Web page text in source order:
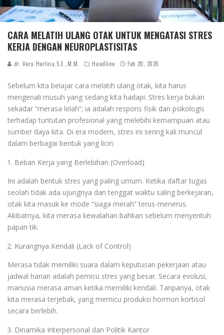
CARA MELATIH ULANG OTAK UNTUK MENGATASI STRES
KERJA DENGAN NEUROPLASTISITAS
dr. Vera Herlina,S.E.,M.M. Headline Feb 20, 2026
Sebelum kita belajar cara melatih ulang otak, kita harus
mengenali musuh yang sedang kita hadapi. Stres kerja bukan
sekadar “merasa lelah”; ia adalah respons fisik dan psikologis
terhadap tuntutan profesional yang melebihi kemampuan atau
sumber daya kita. Di era modern, stres ini sering kali muncul
dalam berbagai bentuk yang licin:
Beban Kerja yang Berlebihan (Overload)
Ini adalah bentuk stres yang paling umum. Ketika daftar tugas
seolah tidak ada ujungnya dan tenggat waktu saling berkejaran,
otak kita masuk ke mode “siaga merah” terus-menerus.
Akibatnya, kita merasa kewalahan bahkan sebelum menyentuh
papan tik.
Kurangnya Kendali (Lack of Control)
Merasa tidak memiliki suara dalam keputusan pekerjaan atau
jadwal harian adalah pemicu stres yang besar. Secara evolusi,
manusia merasa aman ketika memiliki kendali. Tanpanya, otak
kita merasa terjebak, yang memicu produksi hormon kortisol
secara berlebih.
Dinamika Interpersonal dan Politik Kantor